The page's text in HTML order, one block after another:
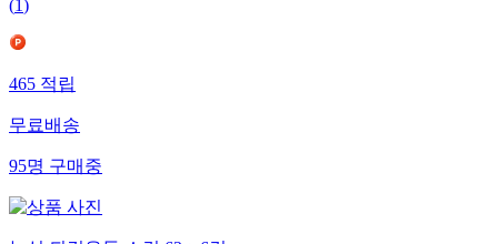
(1)
465적립
무료배송
95명구매중